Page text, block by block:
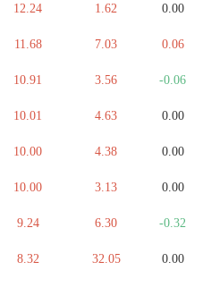
12.24 1.62 0.00
11.68 7.03 0.06
10.91 3.56 -0.06
10.01 4.63 0.00
10.00 4.38 0.00
10.00 3.13 0.00
9.24 6.30 -0.32
8.32 32.05 0.00